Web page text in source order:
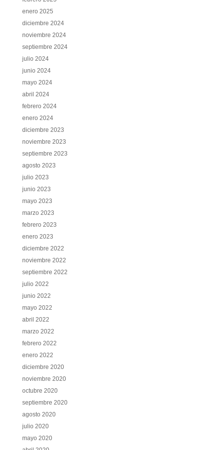
enero 2025
diciembre 2024
noviembre 2024
septiembre 2024
julio 2024
junio 2024
mayo 2024
abril 2024
febrero 2024
enero 2024
diciembre 2023
noviembre 2023
septiembre 2023
agosto 2023
julio 2023
junio 2023
mayo 2023
marzo 2023
febrero 2023
enero 2023
diciembre 2022
noviembre 2022
septiembre 2022
julio 2022
junio 2022
mayo 2022
abril 2022
marzo 2022
febrero 2022
enero 2022
diciembre 2020
noviembre 2020
octubre 2020
septiembre 2020
agosto 2020
julio 2020
mayo 2020